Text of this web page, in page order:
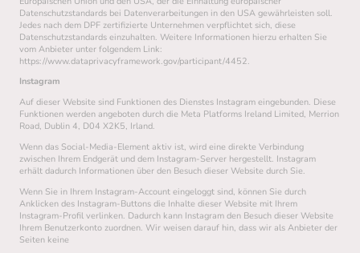
Datenschutzstandards bei Datenverarbeitungen in den USA gewährleisten soll.
Jedes nach dem DPF zertifizierte Unternehmen verpflichtet sich, diese
Datenschutzstandards einzuhalten. Weitere Informationen hierzu erhalten Sie
vom Anbieter unter folgendem Link:
https://www.dataprivacyframework.gov/participant/4452.
Instagram
Auf dieser Website sind Funktionen des Dienstes Instagram eingebunden. Diese
Funktionen werden angeboten durch die Meta Platforms Ireland Limited, Merrion
Road, Dublin 4, D04 X2K5, Irland.
Wenn das Social-Media-Element aktiv ist, wird eine direkte Verbindung
zwischen Ihrem Endgerät und dem Instagram-Server hergestellt. Instagram
erhält dadurch Informationen über den Besuch dieser Website durch Sie.
Wenn Sie in Ihrem Instagram-Account eingeloggt sind, können Sie durch
Anklicken des Instagram-Buttons die Inhalte dieser Website mit Ihrem
Instagram-Profil verlinken. Dadurch kann Instagram den Besuch dieser Website
Ihrem Benutzerkonto zuordnen. Wir weisen darauf hin, dass wir als Anbieter der
Seiten keine